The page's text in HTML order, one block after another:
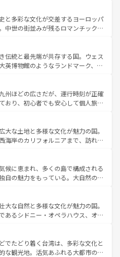
土や気候が異なるスペインはその個
性で訪れる人を魅了する。 なお、新着のスペイン情報は コ
てほしい。
っている。華麗な宮殿、歴史的な大
そして豊かな自然が、訪れる者を心
フランスは美食の国としても知ら
祥地であるランス、プロヴァンスの
など、多彩な楽しみ方が可能だ。さ
にも魅力が溢れており、どの街角に
それぞれで全く異なる文化を体験で
。 なお、新着のフランス情報はコンテンツ一覧
と多彩な文化が交差するヨーロッパ
中世の街並みが残るロマンチック街
こを歩いても飽きることがない。ベ
バイエルン州のアルプスの絶景、そ
イン畑といった風景は必見。ビール
験してほしい。 なお、新着の
ツ一覧を参照してほしい。
伝統と最先端が共存する国。ウェス
英博物館のようなランドマーク、歴
がある。また、優雅なアフタヌーン
はたまらない英国パブ、サッカー観
そできる体験も豊富。イギリスを旅
しい。
州ほどの広さだが、運行時刻が正確
おり、初心者でも安心して個人旅行
町や、スイスならではのユニークな
ス観光だけでなく町歩きも満喫する
所得が高いため物価も高いが、旅行
楽しむこともできる。 なお、新
テンツ一覧 を参照してほしい。
大な土地と多様な文化が魅力の国。
海岸のカリフォルニアまで、訪れる
観光、ショッピング、エンターテイ
激的なスポットだ。一方、アメリカ
り、グランドキャニオンやイエロー
では、音楽と美食が融合した独特の
アメリカの各地域で異なる魅力を楽
性と豊かな歴史を感じることができ
なお、新着のアメリカ
を参照してほしい。
候に恵まれ、多くの島で構成される
自の魅力をもっている。大自然の神
また、定番の観光地といえばオアフ
求めるならマウイ島やカウアイ島が
グリーンに輝く海をはじめ、豊かな
訪れる人々を迎えてくれるハワイの
ルフードやハワイアンミュージッ
スなど、すべてがハワイの魅力を彩
大な自然と多様な文化が魅力の国。
あるシドニー・オペラハウス、オー
部にそびえるウルル（エアーズロッ
しい原生林やケアンズの熱帯雨林な
ん。また、カフェやワイン、オージ
でたどり着く台湾は、多彩な文化と
な観光地。活気あふれる大都市の台